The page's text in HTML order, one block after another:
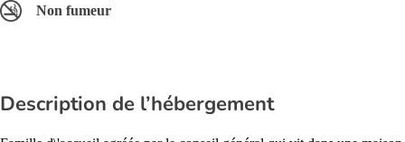
Non fumeur
Description de l’hébergement